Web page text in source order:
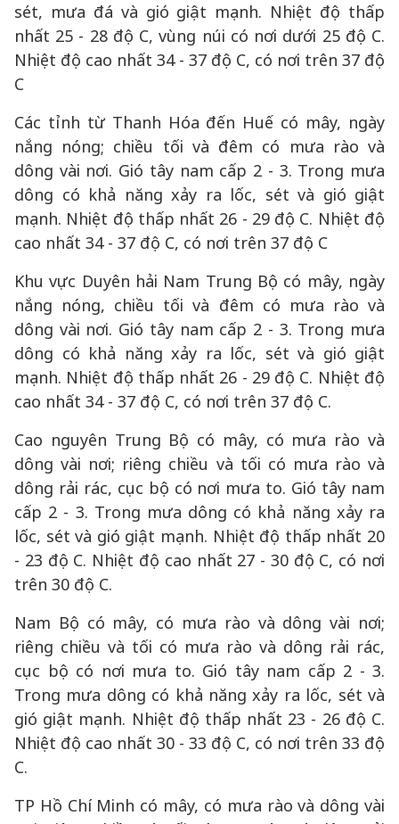
sét, mưa đá và gió giật mạnh. Nhiệt độ thấp
nhất 25 - 28 độ C, vùng núi có nơi dưới 25 độ C.
Nhiệt độ cao nhất 34 - 37 độ C, có nơi trên 37 độ
C
Các tỉnh từ Thanh Hóa đến Huế có mây, ngày
nắng nóng; chiều tối và đêm có mưa rào và
dông vài nơi. Gió tây nam cấp 2 - 3. Trong mưa
dông có khả năng xảy ra lốc, sét và gió giật
mạnh. Nhiệt độ thấp nhất 26 - 29 độ C. Nhiệt độ
cao nhất 34 - 37 độ C, có nơi trên 37 độ C
Khu vực Duyên hải Nam Trung Bộ có mây, ngày
nắng nóng, chiều tối và đêm có mưa rào và
dông vài nơi. Gió tây nam cấp 2 - 3. Trong mưa
dông có khả năng xảy ra lốc, sét và gió giật
mạnh. Nhiệt độ thấp nhất 26 - 29 độ C. Nhiệt độ
cao nhất 34 - 37 độ C, có nơi trên 37 độ C.
Cao nguyên Trung Bộ có mây, có mưa rào và
dông vài nơi; riêng chiều và tối có mưa rào và
dông rải rác, cục bộ có nơi mưa to. Gió tây nam
cấp 2 - 3. Trong mưa dông có khả năng xảy ra
lốc, sét và gió giật mạnh. Nhiệt độ thấp nhất 20
- 23 độ C. Nhiệt độ cao nhất 27 - 30 độ C, có nơi
trên 30 độ C.
Nam Bộ có mây, có mưa rào và dông vài nơi;
riêng chiều và tối có mưa rào và dông rải rác,
cục bộ có nơi mưa to. Gió tây nam cấp 2 - 3.
Trong mưa dông có khả năng xảy ra lốc, sét và
gió giật mạnh. Nhiệt độ thấp nhất 23 - 26 độ C.
Nhiệt độ cao nhất 30 - 33 độ C, có nơi trên 33 độ
C.
TP Hồ Chí Minh có mây, có mưa rào và dông vài